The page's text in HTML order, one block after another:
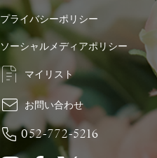
プライバシーポリシー
ソーシャルメディアポリシー
マイリスト
お問い合わせ
052-772-5216